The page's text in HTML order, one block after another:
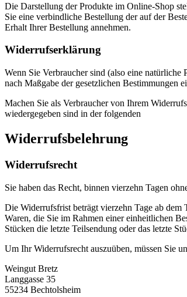
Die Darstellung der Produkte im Online-Shop
Sie eine verbindliche Bestellung der auf der
Erhalt Ihrer Bestellung annehmen.
Widerrufserklärung
Wenn Sie Verbraucher sind (also eine
nach Maßgabe der gesetzlichen Bestimmungen
Machen Sie als Verbraucher von Ihrem
wiedergegeben sind in der folgenden
Widerrufsbelehrung
Widerrufsrecht
Sie haben das Recht, binnen vierzehn Tagen
Die Widerrufsfrist beträgt vierzehn Tage ab dem
Waren, die Sie im Rahmen einer einheitlichen
Stücken die letzte Teilsendung oder das letzte
Um Ihr Widerrufsrecht auszuüben, müssen Sie
Weingut Bretz
Langgasse 35
55234 Bechtolsheim